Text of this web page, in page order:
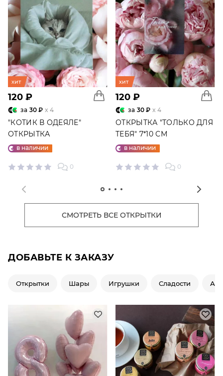
хит
120 ₽
за 30 ₽ x 4
"КОТИК В ОДЕЯЛЕ"
ОТКРЫТКА
в наличии
0
хит
120 ₽
за 30 ₽ x 4
ОТКРЫТКА "ТОЛЬКО ДЛЯ
ТЕБЯ" 7*10 СМ
в наличии
0
СМОТРЕТЬ ВСЕ ОТКРЫТКИ
ДОБАВЬТЕ К ЗАКАЗУ
Открытки Шары Игрушки Сладости